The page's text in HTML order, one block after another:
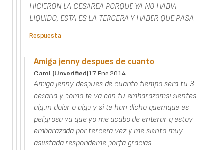
HICIERON LA CESAREA PORQUE YA NO HABIA
LIQUIDO, ESTA ES LA TERCERA Y HABER QUE PASA
Respuesta
Amiga jenny despues de cuanto
Carol (unverified)17 Ene 2014
Amiga jenny despues de cuanto tiempo sera tu 3
cesaria y como te va con tu embarazomsi sientes
algun dolor o algo y si te han dicho quemque es
peligrosa ya que yo me acabo de enterar q estoy
embarazada por tercera vez y me siento muy
asustada respondeme porfa gracias